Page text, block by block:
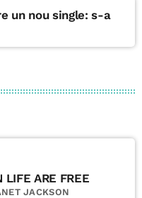
un nou single: s-a
LIFE ARE FREE
JACKSON